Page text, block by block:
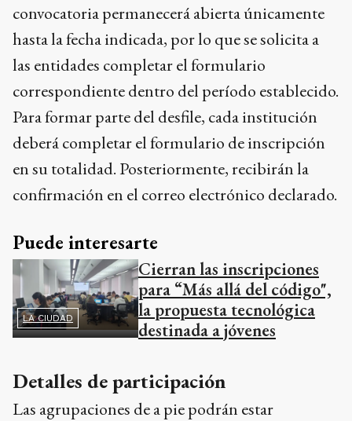
convocatoria permanecerá abierta únicamente
hasta la fecha indicada, por lo que se solicita a
las entidades completar el formulario
correspondiente dentro del período establecido.
Para formar parte del desfile, cada institución
deberá completar el formulario de inscripción
en su totalidad. Posteriormente, recibirán la
confirmación en el correo electrónico declarado.
Puede interesarte
LA CIUDAD
Cierran las inscripciones
para “Más allá del código",
la propuesta tecnológica
destinada a jóvenes
Detalles de participación
Las agrupaciones de a pie podrán estar